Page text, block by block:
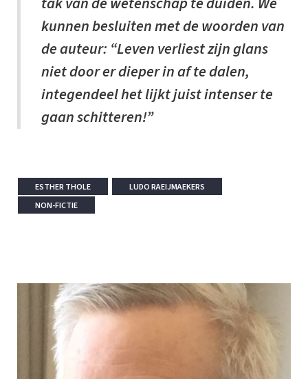
kunnen besluiten met de woorden van
de auteur: “Leven verliest zijn glans
niet door er dieper in af te dalen,
integendeel het lijkt juist intenser te
gaan schitteren!”
ESTHER THOLE
LUDO RAEIJMAEKERS
NON-FICTIE